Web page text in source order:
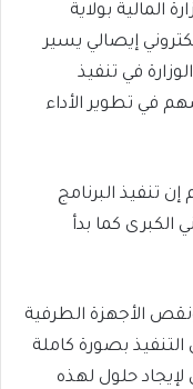
المالية بولاية
إيصالي يسير
في تنفيذ
في تطوير الأداء
تنفيذ البرنامج
الكبرى كما بدأ
الأجهزة الطرفية
بصورة كاملة
حلول لهذه